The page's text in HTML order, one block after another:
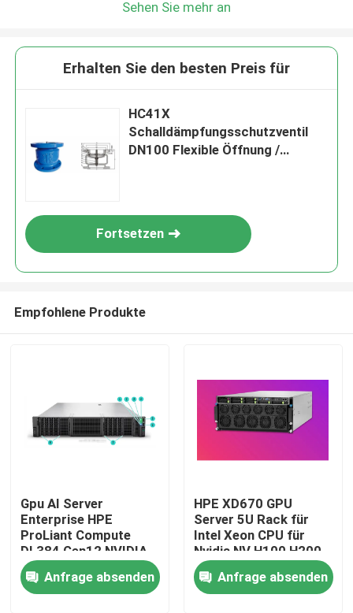
Zu Hause
Produkte
Sehen Sie mehr an
Erhalten Sie den besten Preis für
HC41X
Schalldämpfungsschutzventil
DN100 Flexible Öffnung /
Fortsetzen
Empfohlene Produkte
Gpu AI Server
Enterprise HPE
ProLiant Compute
DL384 Gen12 NVIDIA
GH200 NVL2
Kostenlose
Berechnung Private
Anfrage absenden
HPE XD670 GPU
Server 5U Rack für
Intel Xeon CPU für
Nvidia NV H100 H200
H800 PCIE/SXM Nvlink
AI Supercomputing
Case
Anfrage absenden